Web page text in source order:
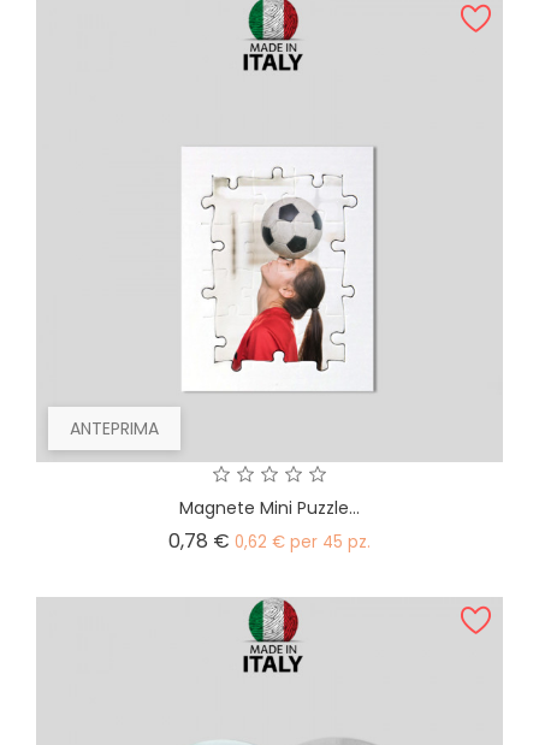
ANTEPRIMA
Magnete Mini Puzzle...
0,78 € Prezzo
0,62 € per 45 pz.